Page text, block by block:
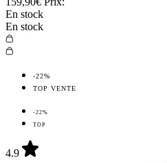
En stock
En stock
-22%
TOP VENTE
-22%
TOP
4.9